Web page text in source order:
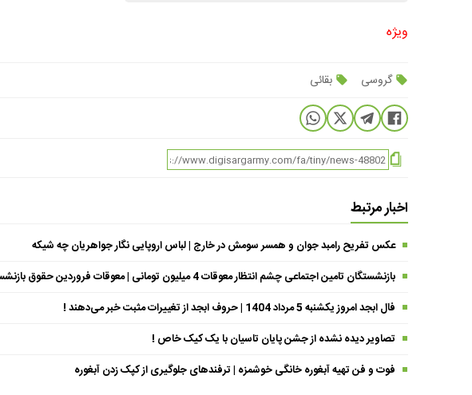
ویژه
گروسی بقائی
اخبار مرتبط
عکس تفریح رامبد جوان و همسر سومش در خارج | لباس اروپایی نگار جواهریان چه شیکه
بازنشستگان تامین اجتماعی چشم انتظار معوقات 4 میلیون تومانی | معوقات فروردین حقوق بازنشستگان کی واریز می شود ؟
فال ابجد امروز یکشنبه 5 مرداد 1404 | حروف ابجد از تغییرات مثبت خبر می‌دهند !
تصاویر دیده نشده از جشن پایان تاسیان با یک کیک خاص !
فوت و فن تهیه آبغوره خانگی خوشمزه | ترفندهای جلوگیری از کپک زدن آبغوره